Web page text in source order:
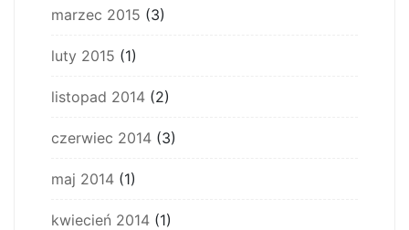
marzec 2015 (3)
luty 2015 (1)
listopad 2014 (2)
czerwiec 2014 (3)
maj 2014 (1)
kwiecień 2014 (1)